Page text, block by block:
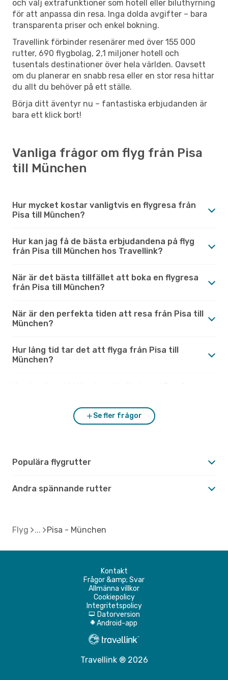
och välj extrafunktioner som hotell eller biluthyrning
för att anpassa din resa. Inga dolda avgifter – bara
transparenta priser och enkel bokning.
Travellink förbinder resenärer med över 155 000
rutter, 690 flygbolag, 2,1 miljoner hotell och
tusentals destinationer över hela världen. Oavsett
om du planerar en snabb resa eller en stor resa hittar
du allt du behöver på ett ställe.
Börja ditt äventyr nu – fantastiska erbjudanden är
bara ett klick bort!
Vanliga frågor om flyg från Pisa
till München
Hur mycket kostar vanligtvis en flygresa från
Pisa till München?
Hur kan jag få de bästa erbjudandena på flyg
från Pisa till München hos Travellink?
När är det bästa tillfället att boka en flygresa
från Pisa till München?
När är den perfekta tiden att resa från Pisa till
München?
Hur lång tid tar det att flyga från Pisa till
München?
Se fler frågor
Populära flygrutter
Andra spännande rutter
Flyg Pisa - München
Kontakt
Frågor &amp; Svar
Allmänna villkor
Cookiepolicy
Integritetspolicy
d Datorversion
A Android-app
Travellink ® 2026